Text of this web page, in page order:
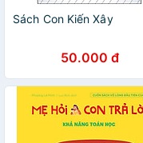
Sách Con Kiến Xây
50.000 đ